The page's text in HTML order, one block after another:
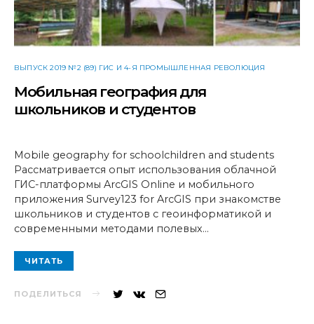
ВЫПУСК 2019 №2 (89) ГИС И 4-Я ПРОМЫШЛЕННАЯ РЕВОЛЮЦИЯ
Мобильная география для
школьников и студентов
Mobile geography for schoolchildren and students
Рассматривается опыт использования облачной
ГИС-платформы ArcGIS Online и мобильного
приложения Survey123 for ArcGIS при знакомстве
школьников и студентов с геоинформатикой и
современными методами полевых…
ЧИТАТЬ
ПОДЕЛИТЬСЯ